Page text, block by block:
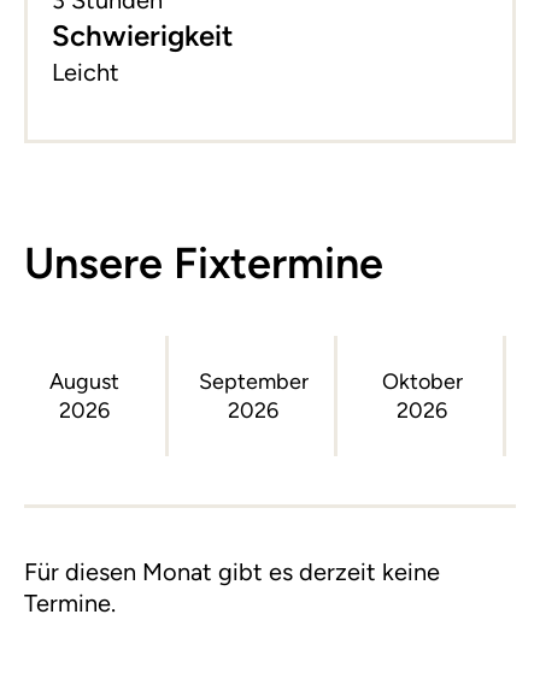
Schwierigkeit
Leicht
Unsere Fixtermine
August
2026
September
2026
Oktober
2026
Für diesen Monat gibt es derzeit keine
Termine.